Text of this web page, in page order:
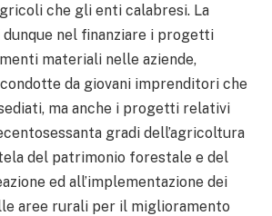
che gli enti calabresi. La
dunque nel finanziare i progetti
materiali nelle aziende,
da giovani imprenditori che
ma anche i progetti relativi
gradi dell’agricoltura
del patrimonio forestale e del
ed all’implementazione dei
aree rurali per il miglioramento